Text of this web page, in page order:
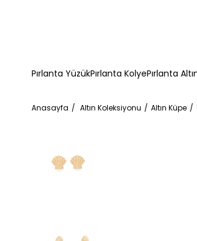
Pırlanta YüzükPırlanta KolyePırlanta
Anasayfa Altın Koleksiyonu Altın Küpe